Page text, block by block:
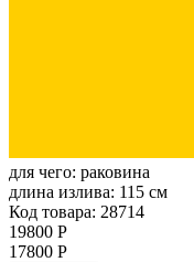
для чего: раковина
длина излива: 115 см
Код товара: 28714
19800 Р
17800 Р